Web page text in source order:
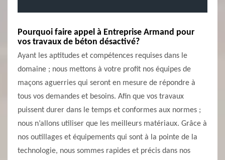
Pourquoi faire appel à Entreprise Armand pour
vos travaux de béton désactivé?
Ayant les aptitudes et compétences requises dans le
domaine ; nous mettons à votre profit nos équipes de
maçons aguerries qui seront en mesure de répondre à
tous vos demandes et besoins. Afin que vos travaux
puissent durer dans le temps et conformes aux normes ;
nous n’allons utiliser que les meilleurs matériaux. Grâce à
nos outillages et équipements qui sont à la pointe de la
technologie, nous sommes rapides et précis dans nos